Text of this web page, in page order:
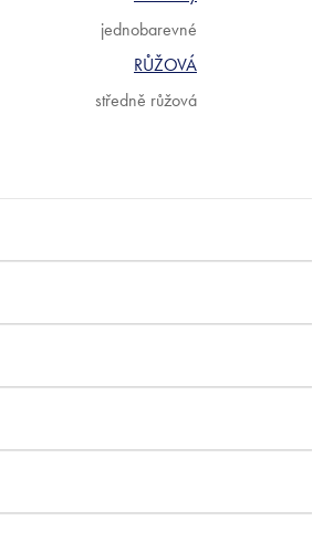
jednobarevné
RŮŽOVÁ
středně růžová